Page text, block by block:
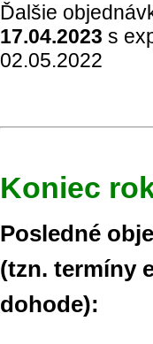
Ďalšie
17.04.2023 s
02.05.2022
Koniec
Posledné
(tzn. termíny
dohode):